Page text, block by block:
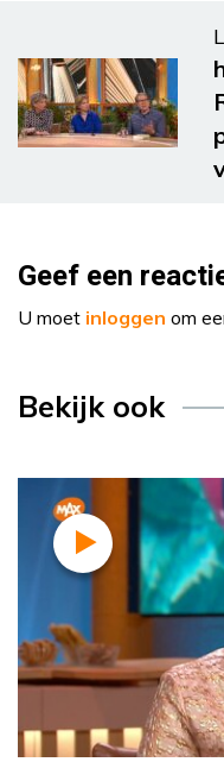
Geef een
U moet inloggen om
Bekijk ook